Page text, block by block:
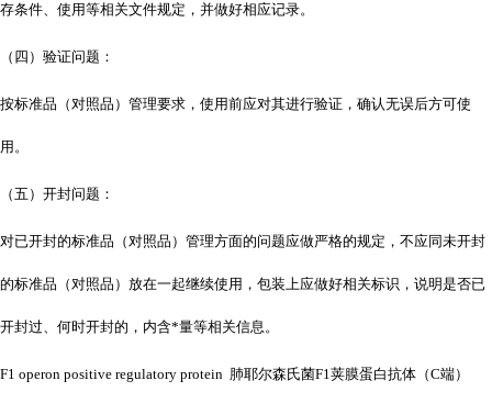
存条件、使用等相关文件规定，并做好相应记录。
（四）验证问题：
按标准品（对照品）管理要求，使用前应对其进行验证，确认无误后方可使
用。
（五）开封问题：
对已开封的标准品（对照品）管理方面的问题应做严格的规定，不应同未开封
的标准品（对照品）放在一起继续使用，包装上应做好相关标识，说明是否已
开封过、何时开封的，内含*量等相关信息。
F1 operon positive regulatory protein 肺耶尔森氏菌F1荚膜蛋白抗体（C端）